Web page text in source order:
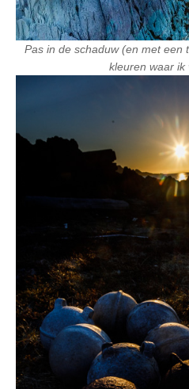
Pas in de schaduw (en met een
kleuren waar